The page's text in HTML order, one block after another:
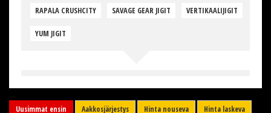
RAPALA CRUSHCITY SAVAGE GEAR JIGIT VERTIKAALIJIGIT
YUM JIGIT
Uusimmat ensin Aakkosjärjestys Hinta nouseva Hinta laskeva